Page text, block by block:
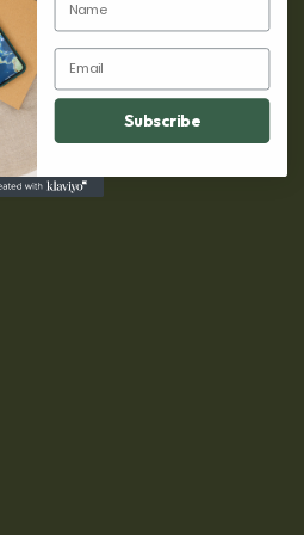
Email
Subscribe